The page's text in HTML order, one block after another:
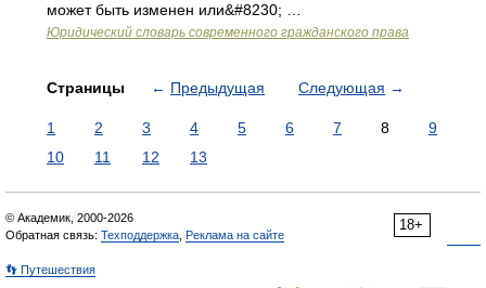
может быть изменен или&#8230; …
Юридический словарь современного гражданского права
Страницы ← Предыдущая Следующая →
1 2 3 4 5 6 7 8
9
10
11 12 13
18+
© Академик, 2000-2026
Обратная связь: Техподдержка Реклама на сайте
👣 Путешествия